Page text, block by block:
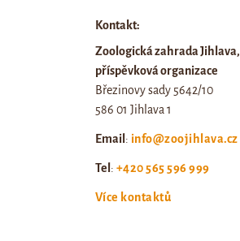
Kontakt:
Zoologická zahrada Jihlava,
příspěvková organizace
Březinovy sady 5642/10
586 01 Jihlava 1
Email : info@zoojihlava.cz
Tel : +420 565 596 999
Více kontaktů